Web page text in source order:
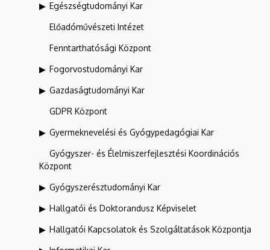
Egészségtudományi Kar
Előadóművészeti Intézet
Fenntarthatósági Központ
Fogorvostudományi Kar
Gazdaságtudományi Kar
GDPR Központ
Gyermeknevelési és Gyógypedagógiai Kar
Gyógyszer- és Élelmiszerfejlesztési Koordinációs
Központ
Gyógyszerésztudományi Kar
Hallgatói és Doktorandusz Képviselet
Hallgatói Kapcsolatok és Szolgáltatások Központja